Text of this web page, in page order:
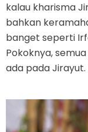
kalau kharisma
bahkan
banget seperti
Pokoknya,
ada pada